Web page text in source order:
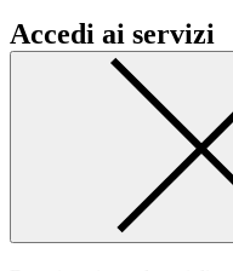
Accedi ai servizi